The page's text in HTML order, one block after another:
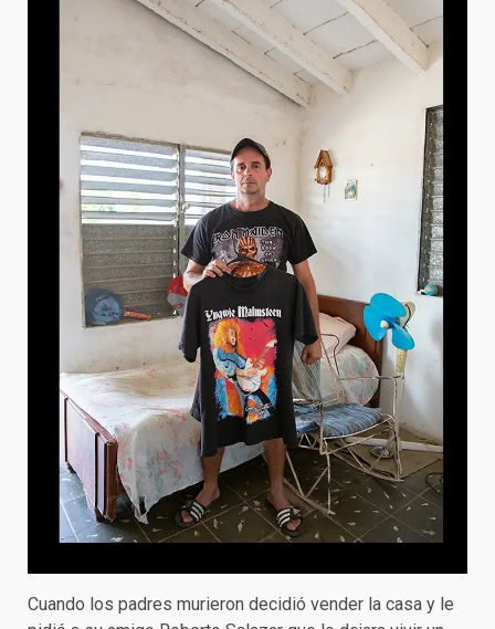
Cuando los padres murieron decidió vender la casa y le